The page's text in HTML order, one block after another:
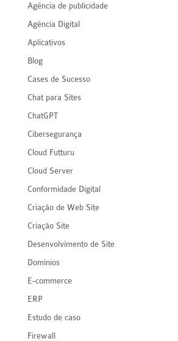
Agência de publicidade
Agência Digital
Aplicativos
Blog
Cases de Sucesso
Chat para Sites
ChatGPT
Cibersegurança
Cloud Futturu
Cloud Server
Conformidade Digital
Criação de Web Site
Criação Site
Desenvolvimento de Site
Domínios
E-commerce
ERP
Estudo de caso
Firewall